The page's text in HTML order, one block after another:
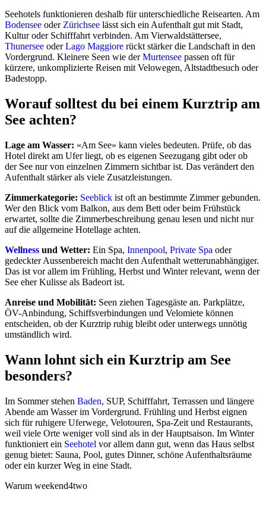
Seehotels funktionieren deshalb für unterschiedliche Reisearten. Am
Bodensee oder Zürichsee lässt sich ein Aufenthalt gut mit Stadt,
Kultur oder Schifffahrt verbinden. Am Vierwaldstättersee,
Thunersee oderLago Maggiore rückt stärker die Landschaft in den
Vordergrund. Kleinere Seen wie derMurtensee passen oft für
kürzere, unkomplizierte Reisen mit Velowegen, Altstadtbesuch oder
Badestopp.
Worauf solltest du bei einem Kurztrip am
See achten?
Lage am Wasser: «Am See» kann vieles bedeuten. Prüfe, ob das
Hotel direkt am Ufer liegt, ob es eigenen Seezugang gibt oder ob
der See nur von einzelnen Zimmern sichtbar ist. Das verändert den
Aufenthalt stärker als viele Zusatzleistungen.
Zimmerkategorie: Seeblick ist oft an bestimmte Zimmer gebunden.
Wer den Blick vom Balkon, aus dem Bett oder beim Frühstück
erwartet, sollte die Zimmerbeschreibung genau lesen und nicht nur
auf die allgemeine Hotellage achten.
Wellness und Wetter: Ein Spa, Innenpool, Private Spa oder
gedeckter Aussenbereich macht den Aufenthalt wetterunabhängiger.
Das ist vor allem im Frühling, Herbst und Winter relevant, wenn der
See eher Kulisse als Badeort ist.
Anreise und Mobilität: Seen ziehen Tagesgäste an. Parkplätze,
ÖV-Anbindung, Schiffsverbindungen und Velomiete können
entscheiden, ob der Kurztrip ruhig bleibt oder unterwegs unnötig
umständlich wird.
Wann lohnt sich ein Kurztrip am See
besonders?
Im Sommer stehen Baden, SUP, Schifffahrt, Terrassen und längere
Abende am Wasser im Vordergrund. Frühling und Herbst eignen
sich für ruhigere Uferwege, Velotouren, Spa-Zeit und Restaurants,
weil viele Orte weniger voll sind als in der Hauptsaison. Im Winter
funktioniert ein Seehotel vor allem dann gut, wenn das Haus selbst
genug bietet: Sauna, Pool, gutes Dinner, schöne Aufenthaltsräume
oder ein kurzer Weg in eine Stadt.
Warum weekend4two